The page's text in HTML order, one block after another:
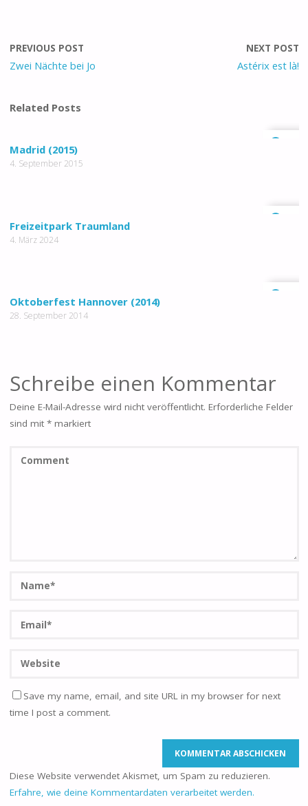
PREVIOUS POST
Zwei Nächte bei Jo
NEXT POST
Astérix est là!
Related Posts
Madrid (2015)
4. September 2015
Freizeitpark Traumland
4. März 2024
Oktoberfest Hannover (2014)
28. September 2014
Schreibe einen Kommentar
Deine E-Mail-Adresse wird nicht veröffentlicht. Erforderliche Felder
sind mit *markiert
Save my name, email, and site URL in my browser for next
time I post a comment.
Diese Website verwendet Akismet, um Spam zu reduzieren.
Erfahre, wie deine Kommentardaten verarbeitet werden.